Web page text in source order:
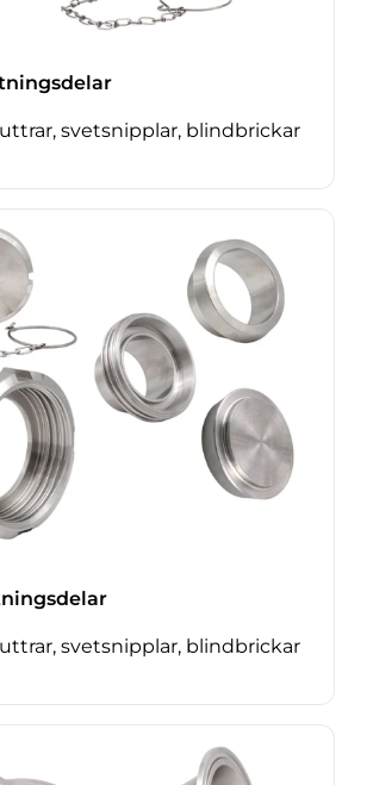
svetsnipplar, blindbrickar
svetsnipplar, blindbrickar